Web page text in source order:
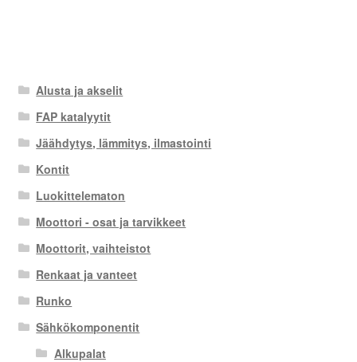
Alusta ja akselit
FAP katalyytit
Jäähdytys, lämmitys, ilmastointi
Kontit
Luokittelematon
Moottori - osat ja tarvikkeet
Moottorit, vaihteistot
Renkaat ja vanteet
Runko
Sähkökomponentit
Alkupalat